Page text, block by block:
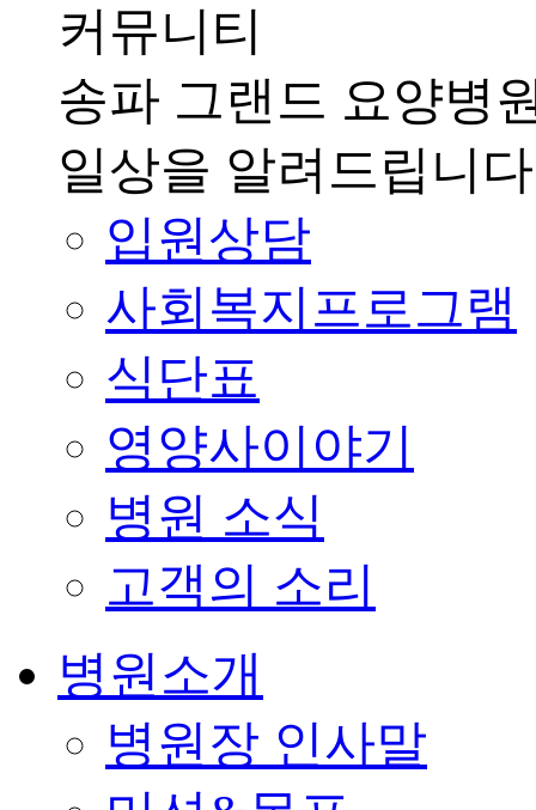
커뮤니티
송파 그랜드 요양병
일상을 알려드립니
입원상담
사회복지프로그램
식단표
영양사이야기
병원 소식
고객의 소리
병원소개
병원장 인사말